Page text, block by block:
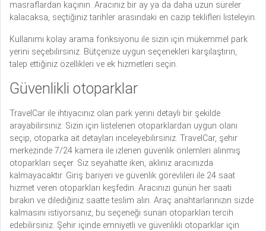
masraflardan kaçının. Aracınız bir ay ya da daha uzun süreler
kalacaksa, seçtiğiniz tarihler arasındaki en cazip teklifleri listeleyin.
Kullanımı kolay arama fonksiyonu ile sizin için mükemmel park
yerini seçebilirsiniz. Bütçenize uygun seçenekleri karşılaştırın,
talep ettiğiniz özellikleri ve ek hizmetleri seçin.
Güvenlikli otoparklar
TravelCar ile ihtiyacınız olan park yerini detaylı bir şekilde
arayabilirsiniz. Sizin için listelenen otoparklardan uygun olanı
seçip, otoparka ait detayları inceleyebilirsiniz. TravelCar, şehir
merkezinde 7/24 kamera ile izlenen güvenlik önlemleri alınmış
otoparkları seçer. Siz seyahatte iken, aklınız aracınızda
kalmayacaktır. Giriş bariyeri ve güvenlik görevlileri ile 24 saat
hizmet veren otoparkları keşfedin. Aracınızı günün her saati
bırakın ve dilediğiniz saatte teslim alın. Araç anahtarlarınızın sizde
kalmasını istiyorsanız, bu seçeneği sunan otoparkları tercih
edebilirsiniz. Şehir içinde emniyetli ve güvenlikli otoparklar için